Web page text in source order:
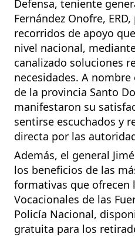
Defensa, teniente
Fernández Onofre,
recorridos de apoyo
nivel nacional,
canalizado soluciones
necesidades. A
de la provincia Santo
manifestaron su
sentirse escuchados y
directa por las
Además, el general
los beneficios de las
formativas que ofrecen
Vocacionales de las
Policía Nacional,
gratuita para los